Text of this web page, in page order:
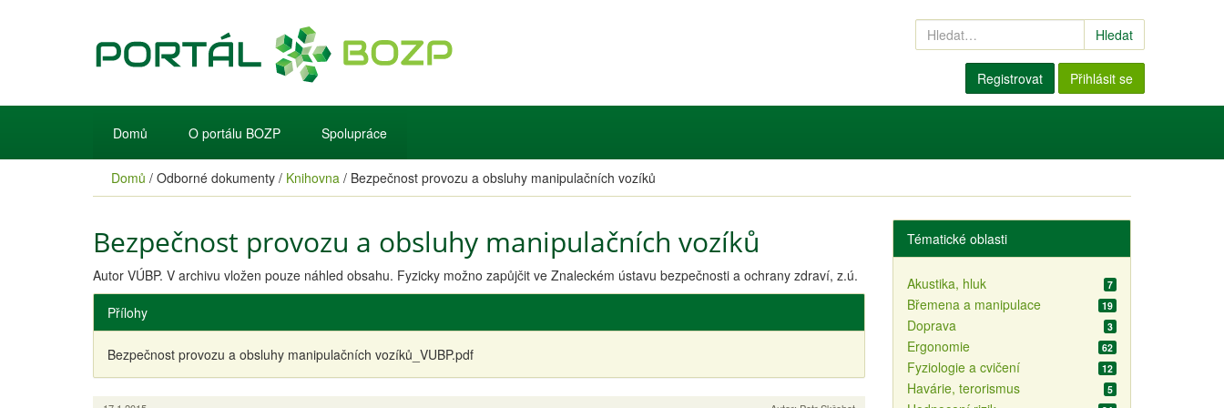
Hledat
Registrovat Přihlásit se
Domů O portálu BOZP Spolupráce
Domů / Odborné dokumenty / Knihovna / Bezpečnost provozu a obsluhy manipulačních vozíků
Bezpečnost provozu a obsluhy manipulačních vozíků
Autor VÚBP. V archivu vložen pouze náhled obsahu. Fyzicky možno zapůjčit ve Znaleckém ústavu bezpečnosti a ochrany zdraví, z.ú.
Přílohy
Bezpečnost provozu a obsluhy manipulačních vozíků_VUBP.pdf
Tématické oblasti
Akustika, hluk 7
Břemena a manipulace 19
Doprava 3
Ergonomie 62
Fyziologie a cvičení 12
Havárie, terorismus 5